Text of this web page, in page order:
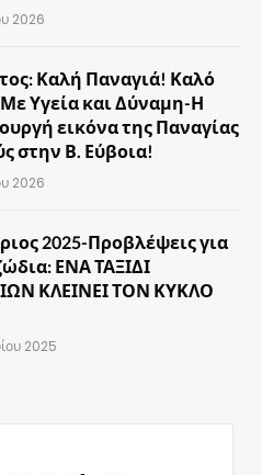
2026
Καλή Παναγιά! Καλό
Υγεία και Δύναμη-Η
εικόνα της Παναγίας
στην Β. Εύβοια!
2026
2025-Προβλέψεις για
ΕΝΑ ΤΑΞΙΔΙ
ΚΛΕΙΝΕΙ ΤΟΝ ΚΥΚΛΟ
2025